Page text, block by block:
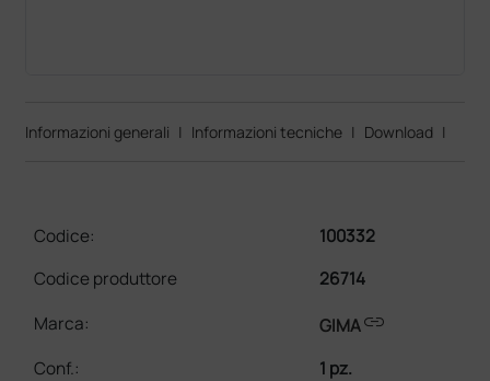
Informazioni generali | Informazioni tecniche | Download |
Codice:
100332
Codice produttore
26714
Marca:
GIMAlink
Conf.:
1 pz.